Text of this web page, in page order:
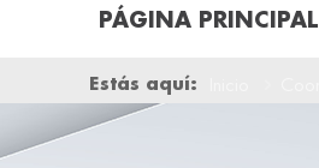
PÁGINA PRINCIPAL
Estás aquí